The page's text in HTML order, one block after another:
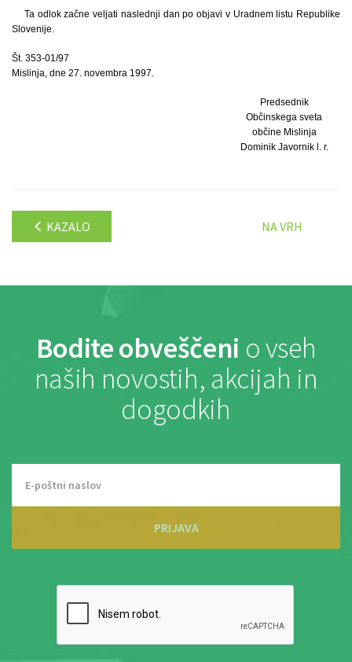
Ta odlok začne veljati naslednji dan po objavi v Uradnem listu Republike
Slovenije.
Št. 353-01/97
Mislinja, dne 27. novembra 1997.
Predsednik
Občinskega sveta
občine Mislinja
Dominik Javornik l. r.
KAZALO NA VRH
Bodite obveščeni o vseh
naših novostih, akcijah in
dogodkih
PRIJAVA